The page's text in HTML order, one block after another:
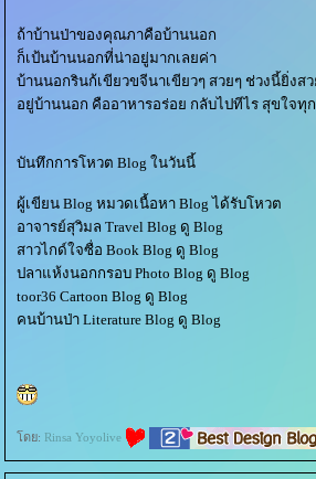
ถ้าบ้านป่าของคุณภาคือบ้านนอก
ก็เป้นบ้านนอกที่น่าอยู่มากเลยค่า
บ้านนอกรินก้เขียวขจีนาเขียวๆ สวยๆ ช่วงนี้ยิ่งส
อยู่บ้านนอก คืออาหารอร่อย กลับไปทีไร สุขใจทุ
บันทึกการโหวต Blog ในวันนี้
ผู้เขียน Blog หมวดเนื้อหา Blog ได้รับโหวต
อาจารย์สุวิมล Travel Blog ดู Blog
สาวไกด์ใจซื่อ Book Blog ดู Blog
ปลาแห้งนอกกรอบ Photo Blog ดู Blog
toor36 Cartoon Blog ดู Blog
คนบ้านป่า Literature Blog ดู Blog
ดย: Rinsa Yoyolive